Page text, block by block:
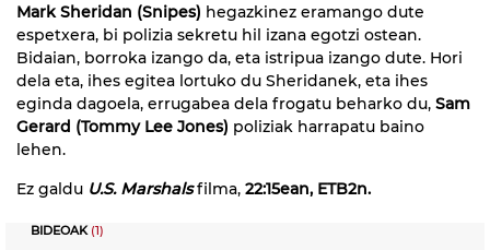
Mark Sheridan (Snipes) hegazkinez eramango dute
espetxera, bi polizia sekretu hil izana egotzi ostean.
Bidaian, borroka izango da, eta istripua izango dute. Hori
dela eta, ihes egitea lortuko du Sheridanek, eta ihes
eginda dagoela, errugabea dela frogatu beharko du, Sam
Gerard (Tommy Lee Jones) poliziak harrapatu baino
lehen.
Ez galdu U.S. Marshalsfilma, 22:15ean, ETB2n.
BIDEOAK (1)